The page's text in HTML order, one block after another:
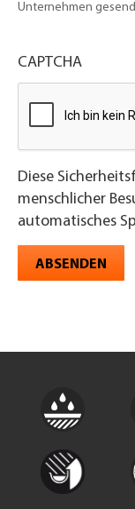
Unternehmen
CAPTCHA
Diese
menschlicher
automatisches
ABSENDEN